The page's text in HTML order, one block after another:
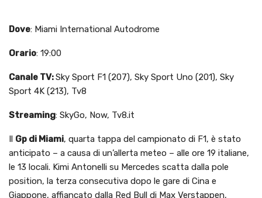
Dove: Miami International Autodrome
Orario: 19:00
Canale TV:Sky Sport F1 (207), Sky Sport Uno (201), Sky
Sport 4K (213), Tv8
Streaming: SkyGo, Now, Tv8.it
Il Gp di Miami, quarta tappa del campionato di F1, è stato
anticipato – a causa di un’allerta meteo – alle ore 19 italiane,
le 13 locali. Kimi Antonelli su Mercedes scatta dalla pole
position, la terza consecutiva dopo le gare di Cina e
Giappone, affiancato dalla Red Bull di Max Verstappen,